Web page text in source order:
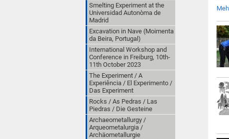
Smelting Experiment at the
Universidad Autonòma de
Madrid
Excavation in Nave (Moimenta
da Beira, Portugal)
International Workshop and
Conference in Freiburg, 10th-
11th October 2023
The Experiment / A
Experiência / El Experimento /
Das Experiment
Rocks / As Pedras / Las
Piedras / Die Gesteine
Archaeometallurgy /
Arqueometalurgia /
Archäometallurgie